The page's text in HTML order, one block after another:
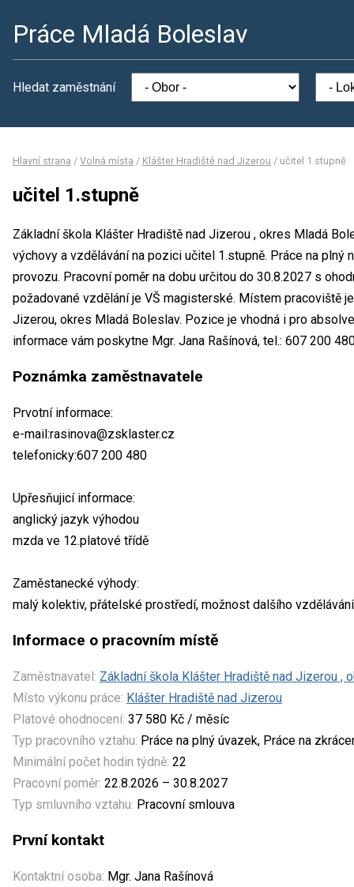
Práce Mladá Boleslav
Hledat zaměstnání
Hlavní strana / Volná místa / Klášter Hradiště nad Jizerou / učitel 1.stupně
učitel 1.stupně
Základní škola Klášter Hradiště nad Jizerou , okres Mladá
výchovy a vzdělávání na pozici učitel 1.stupně. Práce na plný
provozu. Pracovní poměr na dobu určitou do 30.8.2027 s
požadované vzdělání je VŠ magisterské. Místem pracoviště
Jizerou, okres Mladá Boleslav. Pozice je vhodná i pro
informace vám poskytne Mgr. Jana Rašínová, tel.: 607 200
Poznámka zaměstnavatele
Prvotní informace:
e-mail:rasinova@zsklaster.cz
telefonicky:607 200 480
Upřesňujicí informace:
anglický jazyk výhodou
mzda ve 12.platové třídě
Zaměstanecké výhody:
malý kolektiv, přátelské prostředí, možnost dalšího vzdělávání
Informace o pracovním místě
Zaměstnavatel: Základní škola Klášter Hradiště nad Jizerou ,
Místo výkonu práce: Klášter Hradiště nad Jizerou
Platové ohodnocení: 37 580 Kč / měsíc
Typ pracovního vztahu: Práce na plný úvazek, Práce na
Minimální počet hodin týdně: 22
Pracovní poměr: 22.8.2026 – 30.8.2027
Typ smluvního vztahu: Pracovní smlouva
První kontakt
Kontaktní osoba: Mgr. Jana Rašínová